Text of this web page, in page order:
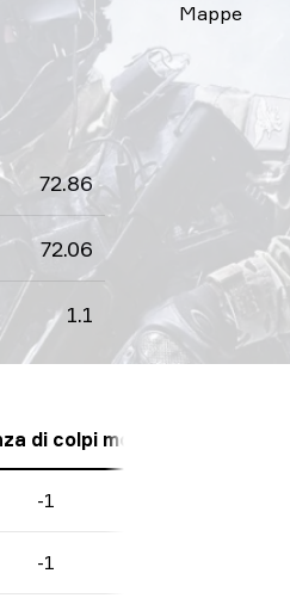
Mappe
72.86
72.06
1.1
di colpi mortali
-1
-1